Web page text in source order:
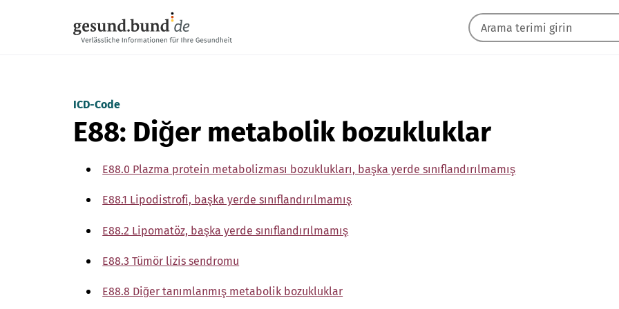
ICD-Code
E88: Diğer metabolik bozukluklar
E88.0 Plazma protein metabolizması bozuklukları, başka yerde sınıflandırılmamış
E88.1 Lipodistrofi, başka yerde sınıflandırılmamış
E88.2 Lipomatöz, başka yerde sınıflandırılmamış
E88.3 Tümör lizis sendromu
E88.8 Diğer tanımlanmış metabolik bozukluklar